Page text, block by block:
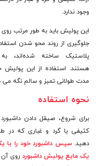
وجود ندارد.
این پولیش باید به طور مرتب روی
جلوگیری از روند محو شدن
پلاستیک ساخته
هستند. استفاده از این پولیش
مدت طولانی تمیز و سالم نگه می
نحوه استفاده
برای شروع، صیقل دادن
کثیفی یا گرد و غباری که در
دهید.سپس داشبورد خود را با
یک مایع پولیش داشبورد روی آن